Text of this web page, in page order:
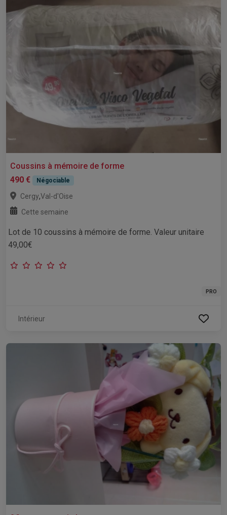
Coussins à mémoire de forme
490 €
Négociable
Cergy,Val-d'Oise
Cette semaine
Lot de 10 coussins à mémoire de forme. Valeur unitaire
49,00€
PRO
Intérieur